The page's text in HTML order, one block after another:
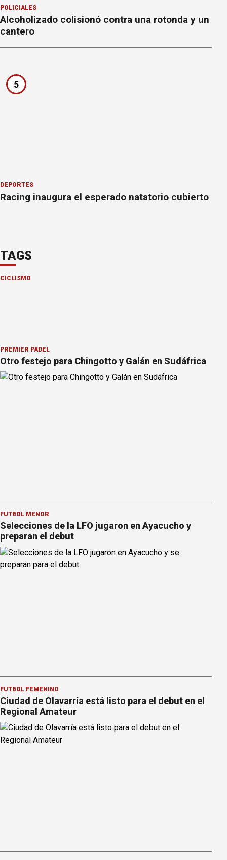
POLICIALES
Alcoholizado colisionó contra una rotonda y un
cantero
5
DEPORTES
Racing inaugura el esperado natatorio cubierto
TAGS
CICLISMO
PREMIER PÁDEL
Otro festejo para Chingotto y Galán en Sudáfrica
FÚTBOL MENOR
Selecciones de la LFO jugaron en Ayacucho y
preparan el debut
FÚTBOL FEMENINO
Ciudad de Olavarría está listo para el debut en el
Regional Amateur